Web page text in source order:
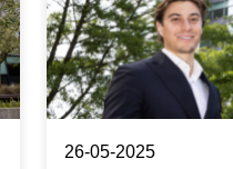
26-05-2025